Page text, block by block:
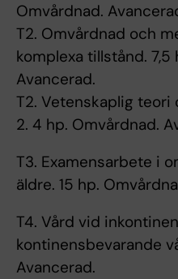
Omvårdnad.
T2. Omvårdnad och
komplexa tillstånd. 7,5
Avancerad.
T2. Vetenskaplig
2. 4 hp. Omvårdnad.
T3. Examensarbete i
äldre. 15 hp.
T4. Vård vid
kontinensbevarande
Avancerad.